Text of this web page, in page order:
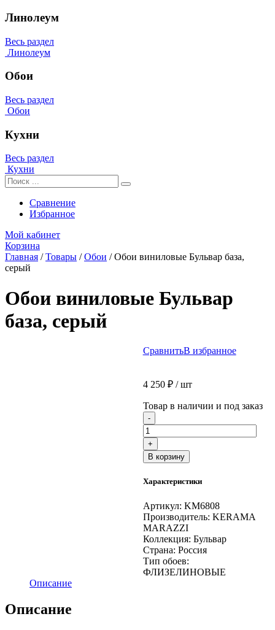
Линолеум
Весь раздел
Линолеум
Обои
Весь раздел
Обои
Кухни
Весь раздел
Кухни
Сравнение
Избранное
Мой кабинет
Корзина
Главная /Товары /Обои /Обои виниловые Бульвар база,
серый
Обои виниловые Бульвар
база, серый
СравнитьВ избранное
4 250 ₽/ шт
Товар в наличии и под заказ
- Количество
товара
Обои
виниловые
Бульвар
серый
+
В корзину
Характеристики
Артикул: KM6808
Производитель: KERAMA
MARAZZI
Коллекция: Бульвар
Страна: Россия
Тип обоев:
ФЛИЗЕЛИНОВЫЕ
Описание
Описание